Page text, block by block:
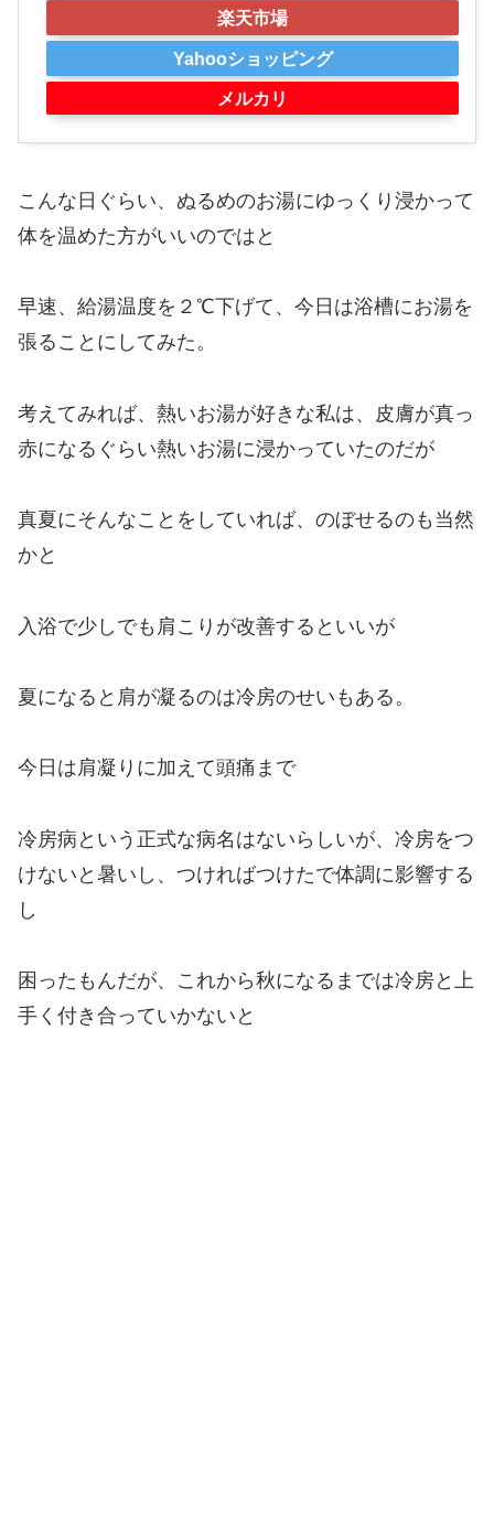
楽天市場
Yahooショッピング
メルカリ
こんな日ぐらい、ぬるめのお湯にゆっくり浸かって
体を温めた方がいいのではと
早速、給湯温度を２℃下げて、今日は浴槽にお湯を
張ることにしてみた。
考えてみれば、熱いお湯が好きな私は、皮膚が真っ
赤になるぐらい熱いお湯に浸かっていたのだが
真夏にそんなことをしていれば、のぼせるのも当然
かと
入浴で少しでも肩こりが改善するといいが
夏になると肩が凝るのは冷房のせいもある。
今日は肩凝りに加えて頭痛まで
冷房病という正式な病名はないらしいが、冷房をつ
けないと暑いし、つければつけたで体調に影響する
し
困ったもんだが、これから秋になるまでは冷房と上
手く付き合っていかないと